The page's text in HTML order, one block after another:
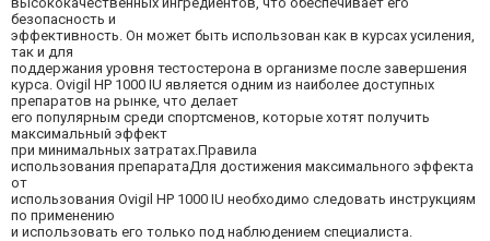
безопасность и
эффективность. Он может быть использован как в курсах усиления,
так и для
поддержания уровня тестостерона в организме после завершения
курса. Ovigil HP 1000 IU является одним из наиболее доступных
препаратов на рынке, что делает
его популярным среди спортсменов, которые хотят получить
максимальный эффект
при минимальных затратах.Правила
использования препаратаДля достижения максимального эффекта
от
использования Ovigil HP 1000 IU необходимо следовать инструкциям
по применению
и использовать его только под наблюдением специалиста.